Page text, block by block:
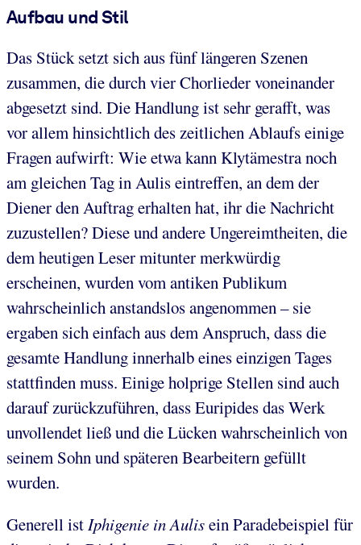
Aufbau und Stil
Das Stück setzt sich aus fünf längeren Szenen
zusammen, die durch vier Chorlieder voneinander
abgesetzt sind. Die Handlung ist sehr gerafft, was
vor allem hinsichtlich des zeitlichen Ablaufs einige
Fragen aufwirft: Wie etwa kann Klytämestra noch
am gleichen Tag in Aulis eintreffen, an dem der
Diener den Auftrag erhalten hat, ihr die Nachricht
zuzustellen? Diese und andere Ungereimtheiten, die
dem heutigen Leser mitunter merkwürdig
erscheinen, wurden vom antiken Publikum
wahrscheinlich anstandslos angenommen – sie
ergaben sich einfach aus dem Anspruch, dass die
gesamte Handlung innerhalb eines einzigen Tages
stattfinden muss. Einige holprige Stellen sind auch
darauf zurückzuführen, dass Euripides das Werk
unvollendet ließ und die Lücken wahrscheinlich von
seinem Sohn und späteren Bearbeitern gefüllt
wurden.
Generell istIphigenie in Aulisein Paradebeispiel für